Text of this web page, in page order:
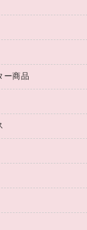
ー
料
料
備品
ー
ー商品
ター商品
成サービス
ズ印）作成サービス
作成サービス
作成サービス
共配）
調理家電